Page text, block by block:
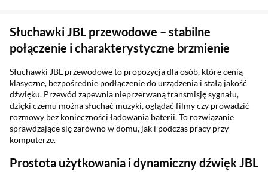
Słuchawki JBL przewodowe – stabilne
połączenie i charakterystyczne brzmienie
Słuchawki JBL przewodowe to propozycja dla osób, które cenią
klasyczne, bezpośrednie podłączenie do urządzenia i stałą jakość
dźwięku. Przewód zapewnia nieprzerwaną transmisję sygnału,
dzięki czemu można słuchać muzyki, oglądać filmy czy prowadzić
rozmowy bez konieczności ładowania baterii. To rozwiązanie
sprawdzające się zarówno w domu, jak i podczas pracy przy
komputerze.
Prostota użytkowania i dynamiczny dźwięk JBL